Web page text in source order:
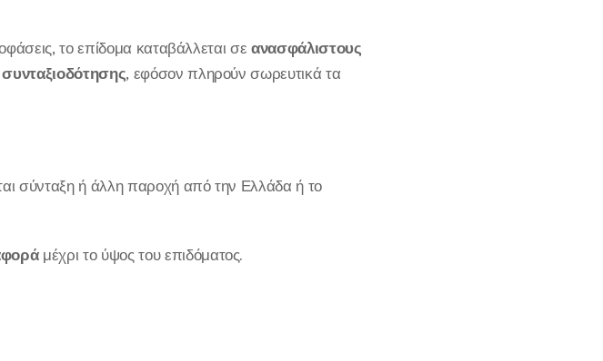
το επίδομα καταβάλλεται σεανασφάλιστους
, εφόσον πληρούν σωρευτικά τα
σύνταξη ή άλλη παροχή από την Ελλάδα ή το
μέχρι το ύψος του επιδόματος.